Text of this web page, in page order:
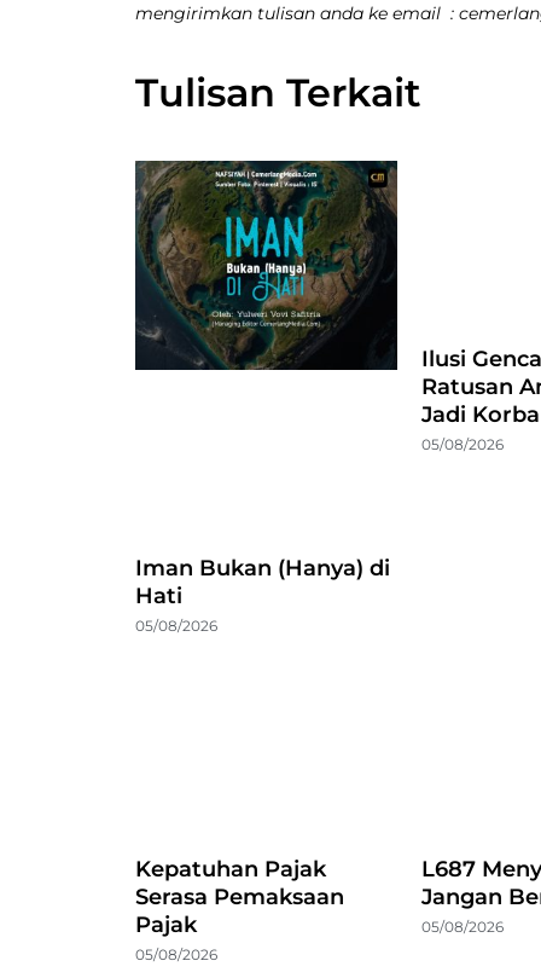
mengirimkan tulisan anda ke email :
Tulisan Terkait
Iman Bukan (Hanya) di
Hati
05/08/2026
Ilusi
Ratusan
Jadi
05/08/2026
Kepatuhan Pajak
Serasa Pemaksaan
Pajak
05/08/2026
L687
Jangan
05/08/2026